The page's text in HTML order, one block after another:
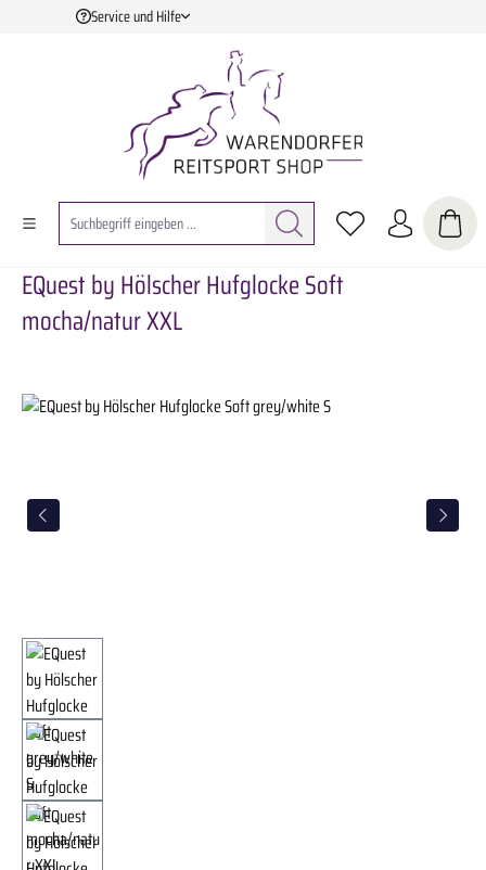
Zum Hauptinhalt springen
Service und Hilfe
EQuest by Hölscher Hufglocke Soft
mocha/natur XXL
Bildergalerie überspringen